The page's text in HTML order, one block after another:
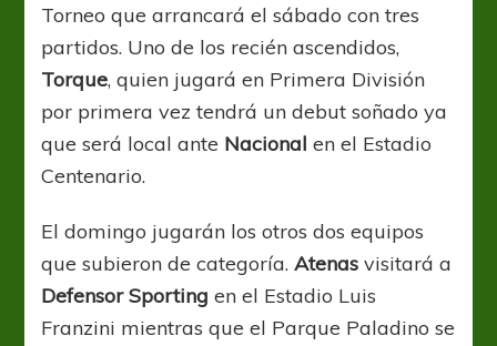
Torneo que arrancará el sábado con tres
partidos. Uno de los recién ascendidos,
Torque, quien jugará en Primera División
por primera vez tendrá un debut soñado ya
que será local ante Nacional en el Estadio
Centenario.
El domingo jugarán los otros dos equipos
que subieron de categoría.Atenas visitará a
Defensor Sporting en el Estadio Luis
Franzini mientras que el Parque Paladino se